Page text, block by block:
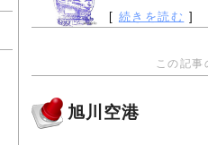
[ 続きを読む ]
この記事
旭川空港